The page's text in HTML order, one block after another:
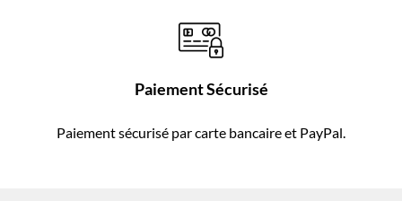
Paiement Sécurisé
Paiement sécurisé par carte bancaire et PayPal.